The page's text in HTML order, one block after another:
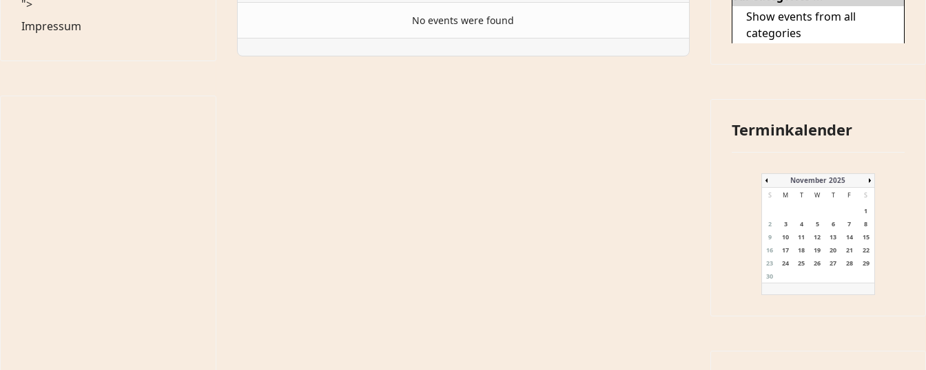
">
Impressum
No events were found
Show events from all
categories
Terminkalender
November 2025
S M T W T F
S
1
2
3 4 5 6 7
8
9
10 11 12 13 14
15
16
17 18 19 20 21
22
23
24 25 26 27 28
29
30